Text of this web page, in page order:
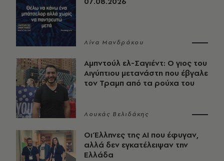
Λίνα Μανδράκου
Αμπντούλ ελ-Σαγιέντ: Ο γιος του
Αιγύπτιου μετανάστη που έβγαλε
τον Τραμπ από τα ρούχα του
Λουκάς Βελιδάκης
Οι Έλληνες της ΑΙ που έφυγαν,
αλλά δεν εγκατέλειψαν την
Ελλάδα